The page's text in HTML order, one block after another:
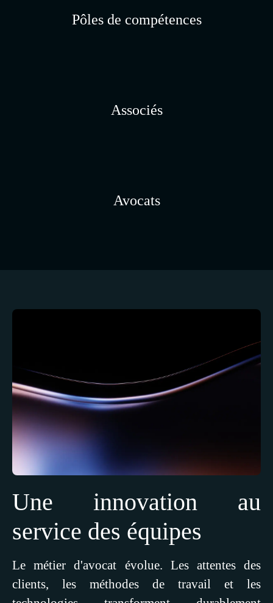
Pôles de compétences
Associés
Avocats
Une innovation au
service des équipes
Le métier d'avocat évolue. Les attentes des
clients, les méthodes de travail et les